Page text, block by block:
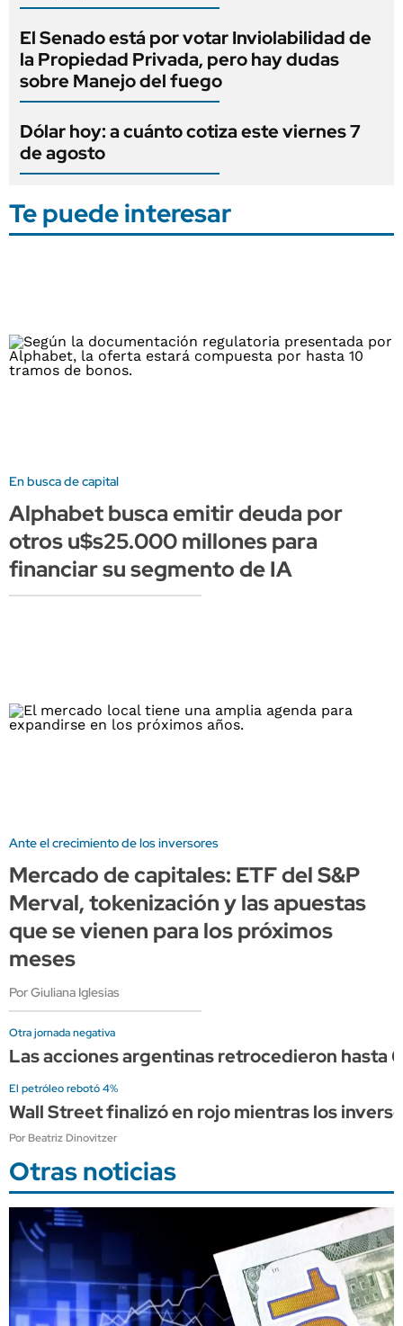
El Senado está por votar Inviolabilidad de
la Propiedad Privada, pero hay dudas
sobre Manejo del fuego
Dólar hoy: a cuánto cotiza este viernes 7
de agosto
Te puede interesar
En busca de capital
Alphabet busca emitir deuda por
otros u$s25.000 millones para
financiar su segmento de IA
Ante el crecimiento de los inversores
Mercado de capitales: ETF del S&P
Merval, tokenización y las apuestas
que se vienen para los próximos
meses
Por Giuliana Iglesias
Otra jornada negativa
Las acciones argentinas retrocedieron hasta
El petróleo rebotó 4%
Wall Street finalizó en rojo mientras los
Por Beatriz Dinovitzer
Otras noticias